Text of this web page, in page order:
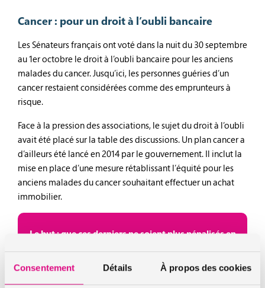
Consentement Détails À propos des cookies
Cancer : pour un droit à l’oubli bancaire
Les Sénateurs français ont voté dans la nuit du 30 septembre
au 1er octobre le droit à l’oubli bancaire pour les anciens
malades du cancer. Jusqu’ici, les personnes guéries d’un
cancer restaient considérées comme des emprunteurs à
risque.
Face à la pression des associations, le sujet du droit à l’oubli
avait été placé sur la table des discussions. Un plan cancer a
d’ailleurs été lancé en 2014 par le gouvernement. Il inclut la
mise en place d’une mesure rétablissant l’équité pour les
anciens malades du cancer souhaitant effectuer un achat
immobilier.
Le but : que ces derniers ne soient plus pénalisés en
pour les demandes de prêt immobilier ou
d’assurance de prêt.